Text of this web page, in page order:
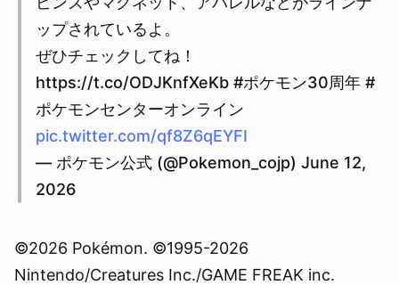
ップされているよ。
ぜひチェックしてね！
https://t.co/ODJKnfXeKb #ポケモン30周年 #
ポケモンセンターオンライン
pic.twitter.com/qf8Z6qEYFI
— ポケモン公式 (@Pokemon_cojp) June 12,
2026
©2026 Pokémon. ©1995-2026
Nintendo/Creatures Inc./GAME FREAK inc.